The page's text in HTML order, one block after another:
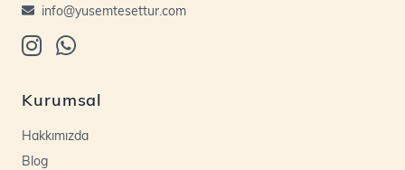
info@yusemtesettur.com
Kurumsal
Hakkımızda
Blog